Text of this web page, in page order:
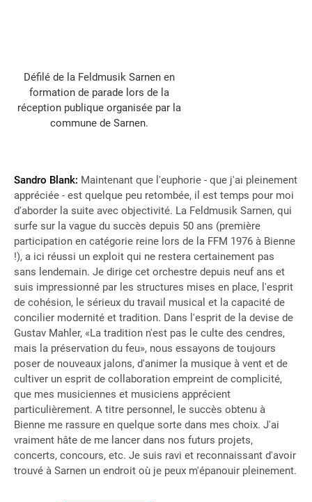
Défilé de la Feldmusik Sarnen en
formation de parade lors de la
réception publique organisée par la
commune de Sarnen.
Sandro Blank: Maintenant que l'euphorie - que j'ai pleinement
appréciée - est quelque peu retombée, il est temps pour moi
d'aborder la suite avec objectivité. La Feldmusik Sarnen, qui
surfe sur la vague du succès depuis 50 ans (première
participation en catégorie reine lors de la FFM 1976 à Bienne
!), a ici réussi un exploit qui ne restera certainement pas
sans lendemain. Je dirige cet orchestre depuis neuf ans et
suis impressionné par les structures mises en place, l'esprit
de cohésion, le sérieux du travail musical et la capacité de
concilier modernité et tradition. Dans l'esprit de la devise de
Gustav Mahler, «La tradition n'est pas le culte des cendres,
mais la préservation du feu», nous essayons de toujours
poser de nouveaux jalons, d'animer la musique à vent et de
cultiver un esprit de collaboration empreint de complicité,
que mes musiciennes et musiciens apprécient
particulièrement. A titre personnel, le succès obtenu à
Bienne me rassure en quelque sorte dans mes choix. J'ai
vraiment hâte de me lancer dans nos futurs projets,
concerts, concours, etc. Je suis ravi et reconnaissant d'avoir
trouvé à Sarnen un endroit où je peux m'épanouir pleinement.